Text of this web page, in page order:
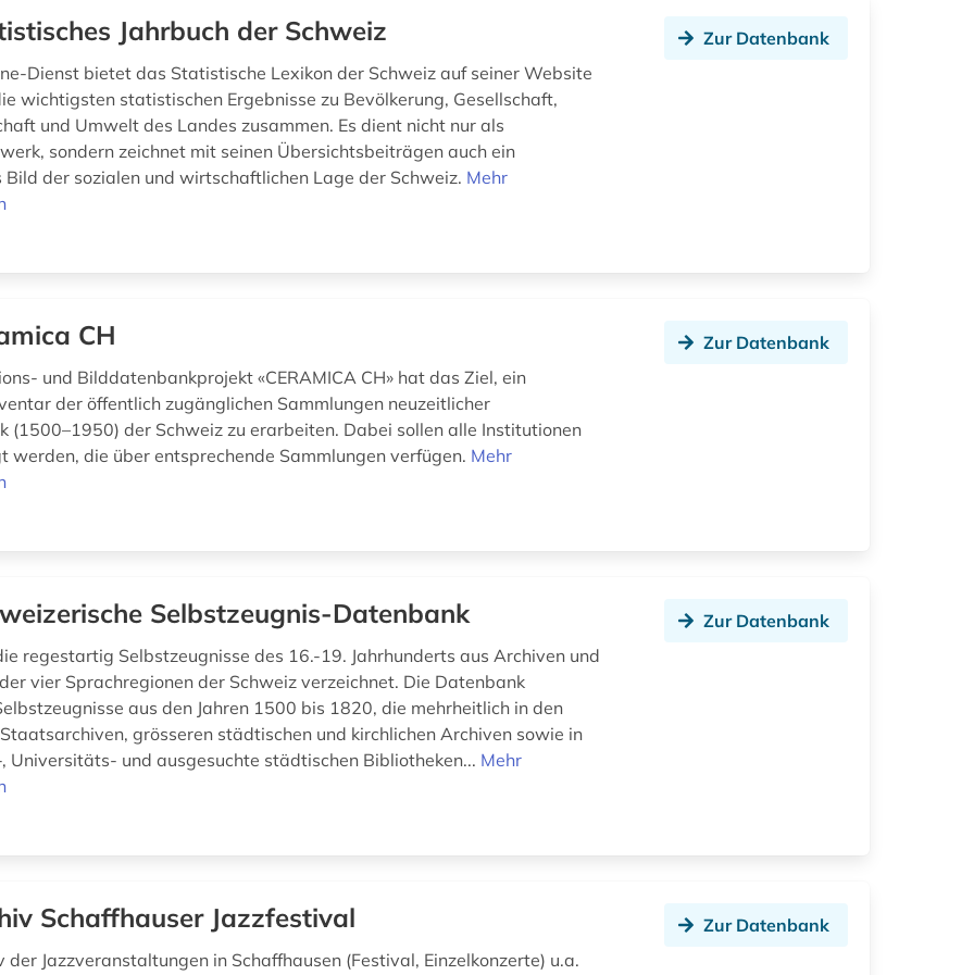
Jahrbuch der Schweiz
Dienst bietet das Statistische Lexikon der Schweiz auf seiner Website
wichtigsten statistischen Ergebnisse zu Bevölkerung, Gesellschaft,
und Umwelt des Landes zusammen. Es dient nicht nur als
sondern zeichnet mit seinen Übersichtsbeiträgen auch ein
Bild der sozialen und wirtschaftlichen Lage der Schweiz. Mehr
Zur Datenbank
CH
und Bilddatenbankprojekt «CERAMICA CH» hat das Ziel, ein
der öffentlich zugänglichen Sammlungen neuzeitlicher
(1500–1950) der Schweiz zu erarbeiten. Dabei sollen alle Institutionen
werden, die über entsprechende Sammlungen verfügen. Mehr
Zur Datenbank
Selbstzeugnis-Datenbank
regestartig Selbstzeugnisse des 16.-19. Jahrhunderts aus Archiven und
vier Sprachregionen der Schweiz verzeichnet. Die Datenbank
aus den Jahren 1500 bis 1820, die mehrheitlich in den
grösseren städtischen und kirchlichen Archiven sowie in
Universitäts- und ausgesuchte städtischen Bibliotheken... Mehr
Zur Datenbank
Schaffhauser Jazzfestival
der Jazzveranstaltungen in Schaffhausen (Festival, Einzelkonzerte) u.a.
Zur Datenbank